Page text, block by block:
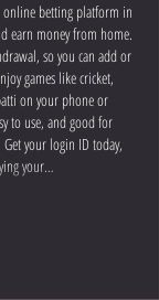
online betting platform in
earn money from home.
so you can add or
games like cricket,
on your phone or
to use, and good for
your login ID today,
your…